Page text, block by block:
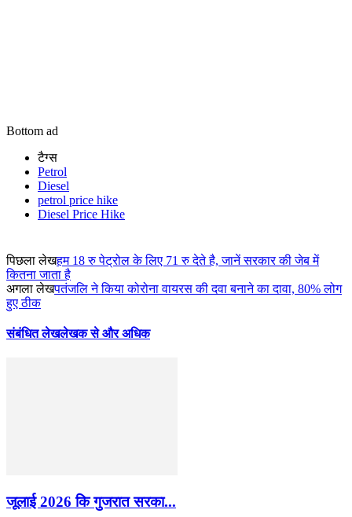
Bottom ad
टैग्स
Petrol
Diesel
petrol price hike
Diesel Price Hike
पिछला लेखहम 18 रु पेट्रोल के लिए 71 रु देते है, जानें सरकार की जेब में
कितना जाता है
अगला लेखपतंजलि ने किया कोरोना वायरस की दवा बनाने का दावा, 80% लोग
हुए ठीक
संबंधित लेखलेखक से और अधिक
जूलाई 2026 कि गुजरात सरका...